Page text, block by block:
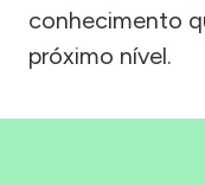
conhecimento
próximo nível.